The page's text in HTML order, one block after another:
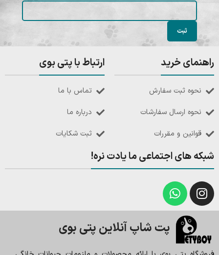
راهنمای خرید
نحوه ثبت سفارش
نحوه ارسال سفارشات
قوانین و مقررات
ارتباط با پتی بوی
تماس با ما
درباره ما
ثبت شکایات
شبکه های اجتماعی ما یادت نره!
پت شاپ آنلاین پتی بوی